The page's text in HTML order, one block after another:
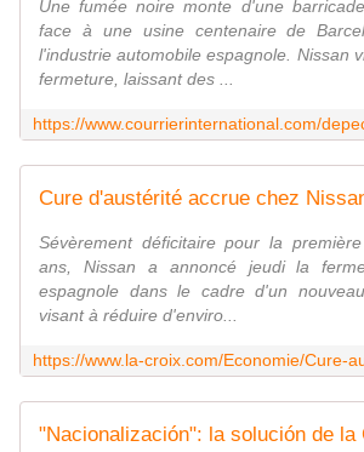
Une fumée noire monte d'une
face à une usine centenaire de
l'industrie automobile espagnole. Nissan
fermeture, laissant des ...
Sévèrement déficitaire pour la
ans, Nissan a annoncé jeudi la
espagnole dans le cadre d'un
visant à réduire d'enviro...